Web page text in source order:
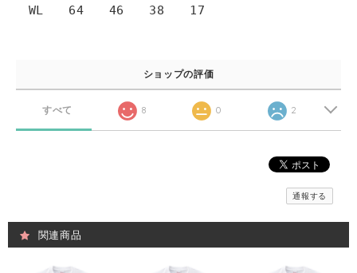
WL 64 46 38 17
ショップの評価
すべて 8 0 2
通報する
関連商品